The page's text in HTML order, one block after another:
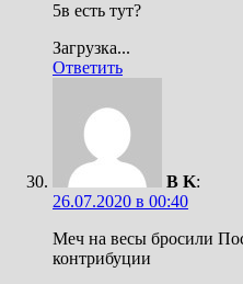
5в есть тут?
Загрузка...
Ответить
B K:
26.07.2020 в 00:40
Меч на весы бросили
контрибуции